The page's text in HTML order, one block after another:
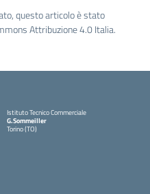
questo articolo è stato
Attribuzione 4.0 Italia.
Istituto Tecnico Commerciale
G.Sommeiller
Torino (TO)